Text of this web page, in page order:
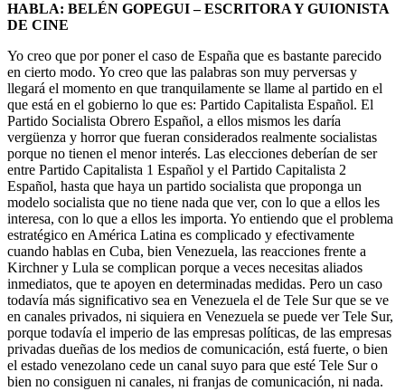
HABLA: BELÉN GOPEGUI – ESCRITORA Y GUIONISTA
DE CINE
Yo creo que por poner el caso de España que es bastante parecido
en cierto modo. Yo creo que las palabras son muy perversas y
llegará el momento en que tranquilamente se llame al partido en el
que está en el gobierno lo que es: Partido Capitalista Español. El
Partido Socialista Obrero Español, a ellos mismos les daría
vergüenza y horror que fueran considerados realmente socialistas
porque no tienen el menor interés. Las elecciones deberían de ser
entre Partido Capitalista 1 Español y el Partido Capitalista 2
Español, hasta que haya un partido socialista que proponga un
modelo socialista que no tiene nada que ver, con lo que a ellos les
interesa, con lo que a ellos les importa. Yo entiendo que el problema
estratégico en América Latina es complicado y efectivamente
cuando hablas en Cuba, bien Venezuela, las reacciones frente a
Kirchner y Lula se complican porque a veces necesitas aliados
inmediatos, que te apoyen en determinadas medidas. Pero un caso
todavía más significativo sea en Venezuela el de Tele Sur que se ve
en canales privados, ni siquiera en Venezuela se puede ver Tele Sur,
porque todavía el imperio de las empresas políticas, de las empresas
privadas dueñas de los medios de comunicación, está fuerte, o bien
el estado venezolano cede un canal suyo para que esté Tele Sur o
bien no consiguen ni canales, ni franjas de comunicación, ni nada.